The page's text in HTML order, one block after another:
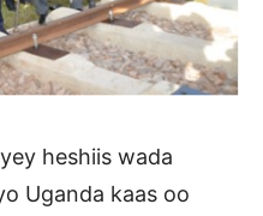
heshiis wada
Uganda kaas oo